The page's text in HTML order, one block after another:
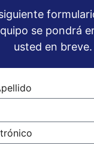
se pondrá
usted en breve.